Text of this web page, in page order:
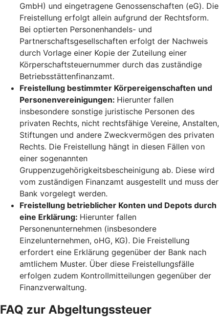
GmbH) und eingetragene Genossenschaften (eG). Die
Freistellung erfolgt allein aufgrund der Rechtsform.
Bei optierten Personenhandels- und
Partnerschaftsgesellschaften erfolgt der Nachweis
durch Vorlage einer Kopie der Zuteilung einer
Körperschaftsteuernummer durch das zuständige
Betriebsstättenfinanzamt.
Freistellung bestimmter Körpereigenschaften und
Personenvereinigungen: Hierunter fallen
insbesondere sonstige juristische Personen des
privaten Rechts, nicht rechtsfähige Vereine, Anstalten,
Stiftungen und andere Zweckvermögen des privaten
Rechts. Die Freistellung hängt in diesen Fällen von
einer sogenannten
Gruppenzugehörigkeitsbescheinigung ab. Diese wird
vom zuständigen Finanzamt ausgestellt und muss der
Bank vorgelegt werden.
Freistellung betrieblicher Konten und Depots durch
eine Erklärung: Hierunter fallen
Personenunternehmen (insbesondere
Einzelunternehmen, oHG, KG). Die Freistellung
erfordert eine Erklärung gegenüber der Bank nach
amtlichem Muster. Über diese Freistellungsfälle
erfolgen zudem Kontrollmitteilungen gegenüber der
Finanzverwaltung.
FAQ zur Abgeltungssteuer